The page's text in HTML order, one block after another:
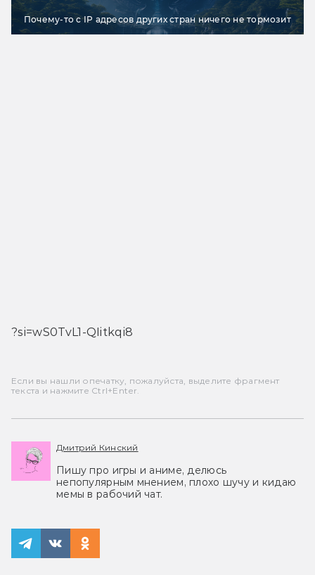
Почему-то с IP адресов других стран ничего не тормозит
?si=wS0TvL1-QIitkqi8
Если вы нашли опечатку, пожалуйста, выделите фрагмент
текста и нажмите Ctrl+Enter.
Дмитрий Кинский
Пишу про игры и аниме, делюсь
непопулярным мнением, плохо шучу и кидаю
мемы в рабочий чат.